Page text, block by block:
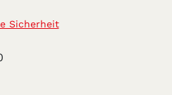
Sicherheit